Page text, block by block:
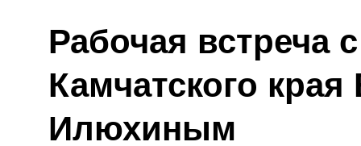
Рабочая встреча
Камчатского
Илюхиным